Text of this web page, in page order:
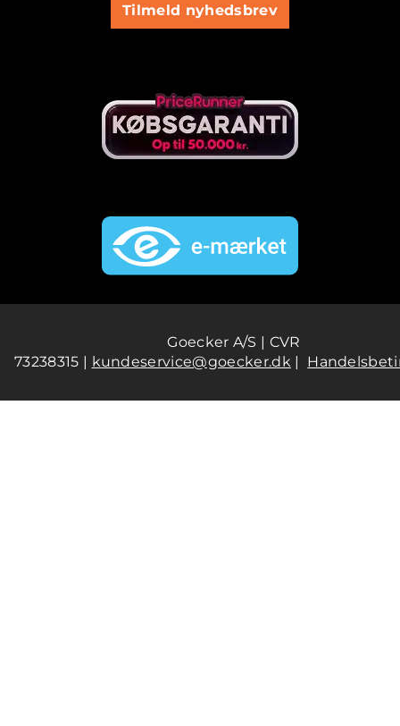
Tilmeld nyhedsbrev
Goecker A/S | CVR
73238315 | kundeservice@goecker.dk|